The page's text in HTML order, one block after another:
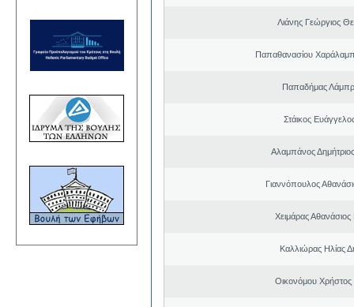
Λιάνης Γεώργιος
Παπαθανασίου
Παπαδήμας
Στάικος
Αλαμπάνος
Γιαννόπουλος
Χειμάρας
Καλλιώρας Ηλίας
Οικονόμου Χρήστος